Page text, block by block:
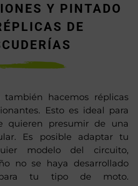
Y PINTADO
DE
también hacemos réplicas
Esto es ideal para
quieren presumir de una
Es posible adaptar tu
modelo del circuito,
no se haya desarrollado
para tu tipo de moto.